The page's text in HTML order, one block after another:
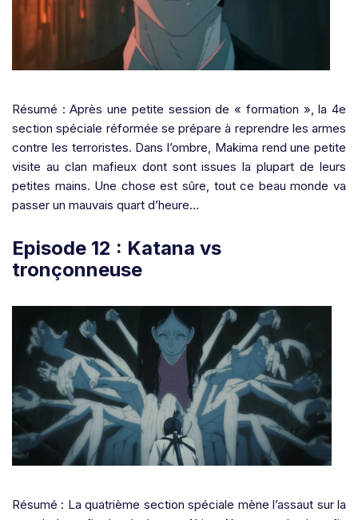
Résumé : Après une petite session de « formation », la 4e
section spéciale réformée se prépare à reprendre les armes
contre les terroristes. Dans l’ombre, Makima rend une petite
visite au clan mafieux dont sont issues la plupart de leurs
petites mains. Une chose est sûre, tout ce beau monde va
passer un mauvais quart d’heure…
Episode 12 : Katana vs
tronçonneuse
Résumé : La quatrième section spéciale mène l’assaut sur la